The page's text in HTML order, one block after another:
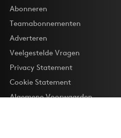
Abonneren
Teamabonnementen
Adverteren
Veelgestelde Vragen
Privacy Statement
Cookie Statement
Algemene Voorwaarden